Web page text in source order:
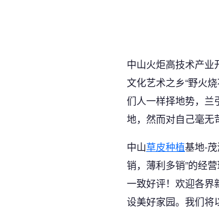
中山火炬高技术产业
文化艺术之乡“野火
们人一样择地势，兰
地，然而对自己毫无
中山草皮种植基地-
销，薄利多销”的经
一致好评！欢迎各界
设美好家园。我们将